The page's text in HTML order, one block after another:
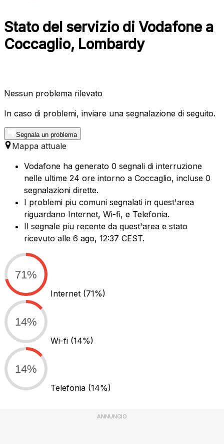
Stato del servizio di Vodafone a
Coccaglio, Lombardy
Nessun problema rilevato
In caso di problemi, inviare una segnalazione di seguito.
Segnala un problema
Mappa attuale
Vodafone ha generato 0 segnali di interruzione
nelle ultime 24 ore intorno a Coccaglio, incluse 0
segnalazioni dirette.
I problemi piu comuni segnalati in quest'area
riguardano Internet, Wi-fi, e Telefonia.
Il segnale piu recente da quest'area e stato
ricevuto alle 6 ago, 12:37 CEST.
71%
Internet (71%)
14%
Wi-fi (14%)
14%
Telefonia (14%)
ANNUNCIO